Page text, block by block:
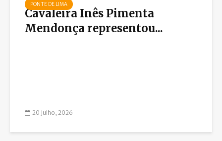
PONTE DE LIMA
Cavaleira Inês Pimenta
Mendonça representou...
20 Julho, 2026